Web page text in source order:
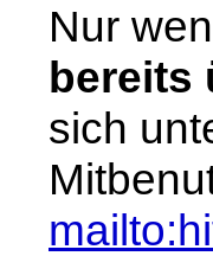
Nur
bereits
sich